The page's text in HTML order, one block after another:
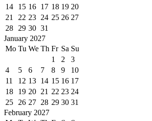
14
15 16 17 18 19 20
21
22 23 24 25 26 27
28
29 30 31
January 2027
Mo Tu We Th Fr Sa Su
1
2
3
4
5 6 7 8 9
10
11
12 13 14 15 16 17
18
19 20 21 22 23 24
25
26 27 28 29 30 31
February 2027